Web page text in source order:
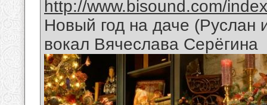
http://www.bisound.com/
Новый год на даче
вокал Вячеслава Серёгина